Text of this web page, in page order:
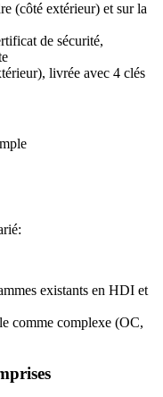
(côté extérieur) et sur la
de sécurité,
livrée avec 4 clés
existants en HDI et
comme complexe (OC,